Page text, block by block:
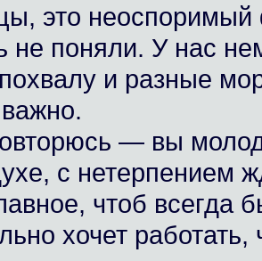
это
не поняли. У нас
и разные
— вы
с нетерпением
чтоб всегда
хочет работать,